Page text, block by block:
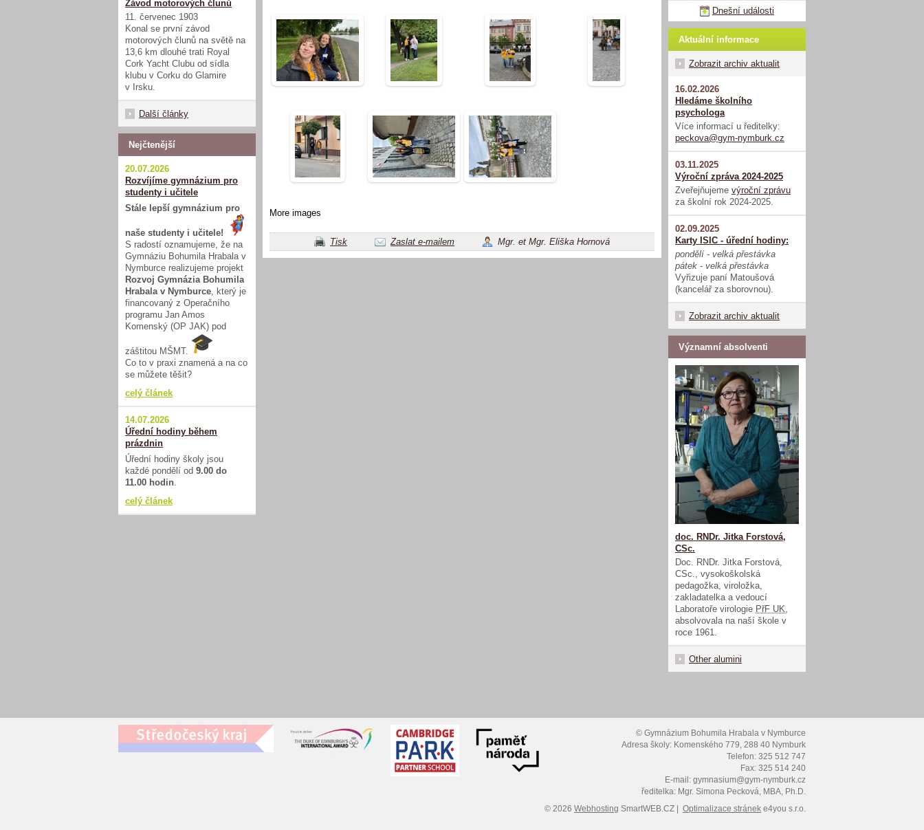
More images
Tisk Zaslat e-mailem Mgr. et Mgr. Eliška Hornová
Dnešní události
Aktuální informace
Zobrazit archiv aktualit
16.02.2026
Hledáme školního
psychologa
Více informací u ředitelky:
peckova@gym-nymburk.cz
03.11.2025
Výroční zpráva 2024-2025
Zveřejňujeme výroční zprávu
za školní rok 2024-2025.
02.09.2025
Karty ISIC - úřední hodiny:
pondělí - velká přestávka
pátek - velká přestávka
Vyřizuje paní Matoušová
(kancelář za sborovnou).
Zobrazit archiv aktualit
Významní absolventi
doc. RNDr. Jitka Forstová,
CSc.
Doc. RNDr. Jitka Forstová,
CSc., vysokoškolská
pedagožka, viroložka,
zakladatelka a vedoucí
Laboratoře virologie PřF UK
absolvovala na naší škole v
roce 1961.
Other alumini
Závod motorových člunů
11. červenec 1903
Konal se první závod
motorových člunů na světě na
13,6 km dlouhé trati Royal
Cork Yacht Clubu od sídla
klubu v Corku do Glamire
v Irsku.
Další články
Nejčtenější
20.07.2026
Rozvíjíme gymnázium pro
studenty i učitele
Stále lepší gymnázium pro
naše studenty i učitele!
S radostí oznamujeme, že na
Gymnáziu Bohumila Hrabala v
Nymburce realizujeme projekt
Rozvoj Gymnázia Bohumila
Hrabala v Nymburce , který je
financovaný z Operačního
programu Jan Amos
Komenský (OP JAK) pod
záštitou MŠMT.
Co to v praxi znamená a na co
se můžete těšit?
celý článek
14.07.2026
Úřední hodiny během
prázdnin
Úřední hodiny školy jsou
každé pondělí od 9.00 do
11.00 hodin
celý článek
© Gymnázium Bohumila Hrabala v Nymburce
Adresa školy: Komenského 779, 288 40 Nymburk
Telefon: 325 512 747
Fax: 325 514 240
E-mail: gymnasium@gym-nymburk.cz
ředitelka: Mgr. Simona Pecková, MBA, Ph.D.
© 2026 Webhosting SmartWEB.CZ | Optimalizace stránek e4you s.r.o.